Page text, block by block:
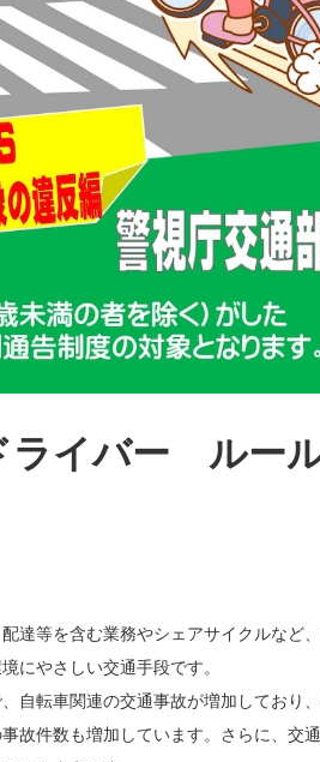
ライバー ルー
達等を含む業務やシェアサイクルなど
にやさしい交通手段です。
自転車関連の交通事故が増加しており
故件数も増加しています。さらに、交